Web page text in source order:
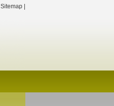
Sitemap